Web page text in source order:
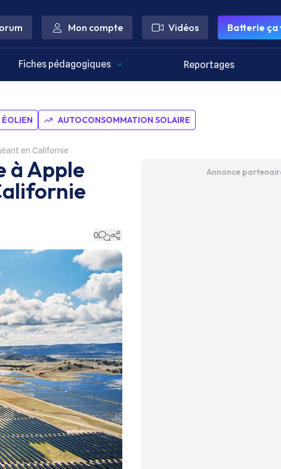
Mon compte Vidéos Batterie ça
Fiches pédagogiques Reportages
AUTOCONSOMMATION SOLAIRE
en Californie
à Apple
0
Annonce